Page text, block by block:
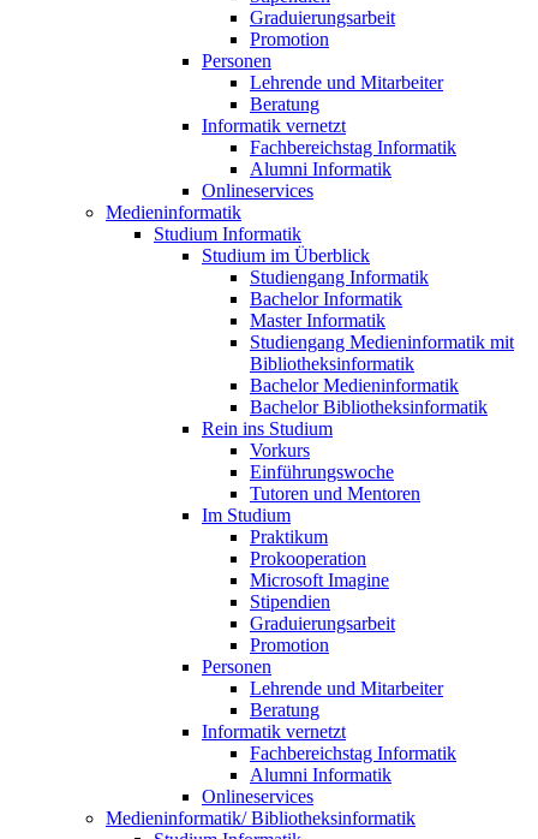
Graduierungsarbeit
Promotion
Personen
Lehrende und Mitarbeiter
Beratung
Informatik vernetzt
Fachbereichstag Informatik
Alumni Informatik
Onlineservices
Medieninformatik
Studium Informatik
Studium im Überblick
Studiengang Informatik
Bachelor Informatik
Master Informatik
Studiengang Medieninformatik mit
Bibliotheksinformatik
Bachelor Medieninformatik
Bachelor Bibliotheksinformatik
Rein ins Studium
Vorkurs
Einführungswoche
Tutoren und Mentoren
Im Studium
Praktikum
Prokooperation
Microsoft Imagine
Stipendien
Graduierungsarbeit
Promotion
Personen
Lehrende und Mitarbeiter
Beratung
Informatik vernetzt
Fachbereichstag Informatik
Alumni Informatik
Onlineservices
Medieninformatik/ Bibliotheksinformatik